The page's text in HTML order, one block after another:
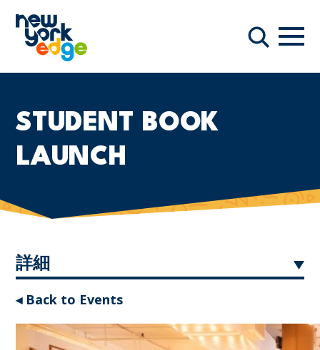
検索
ナ
STUDENT BOOK
LAUNCH
詳細
◂ Back to Events